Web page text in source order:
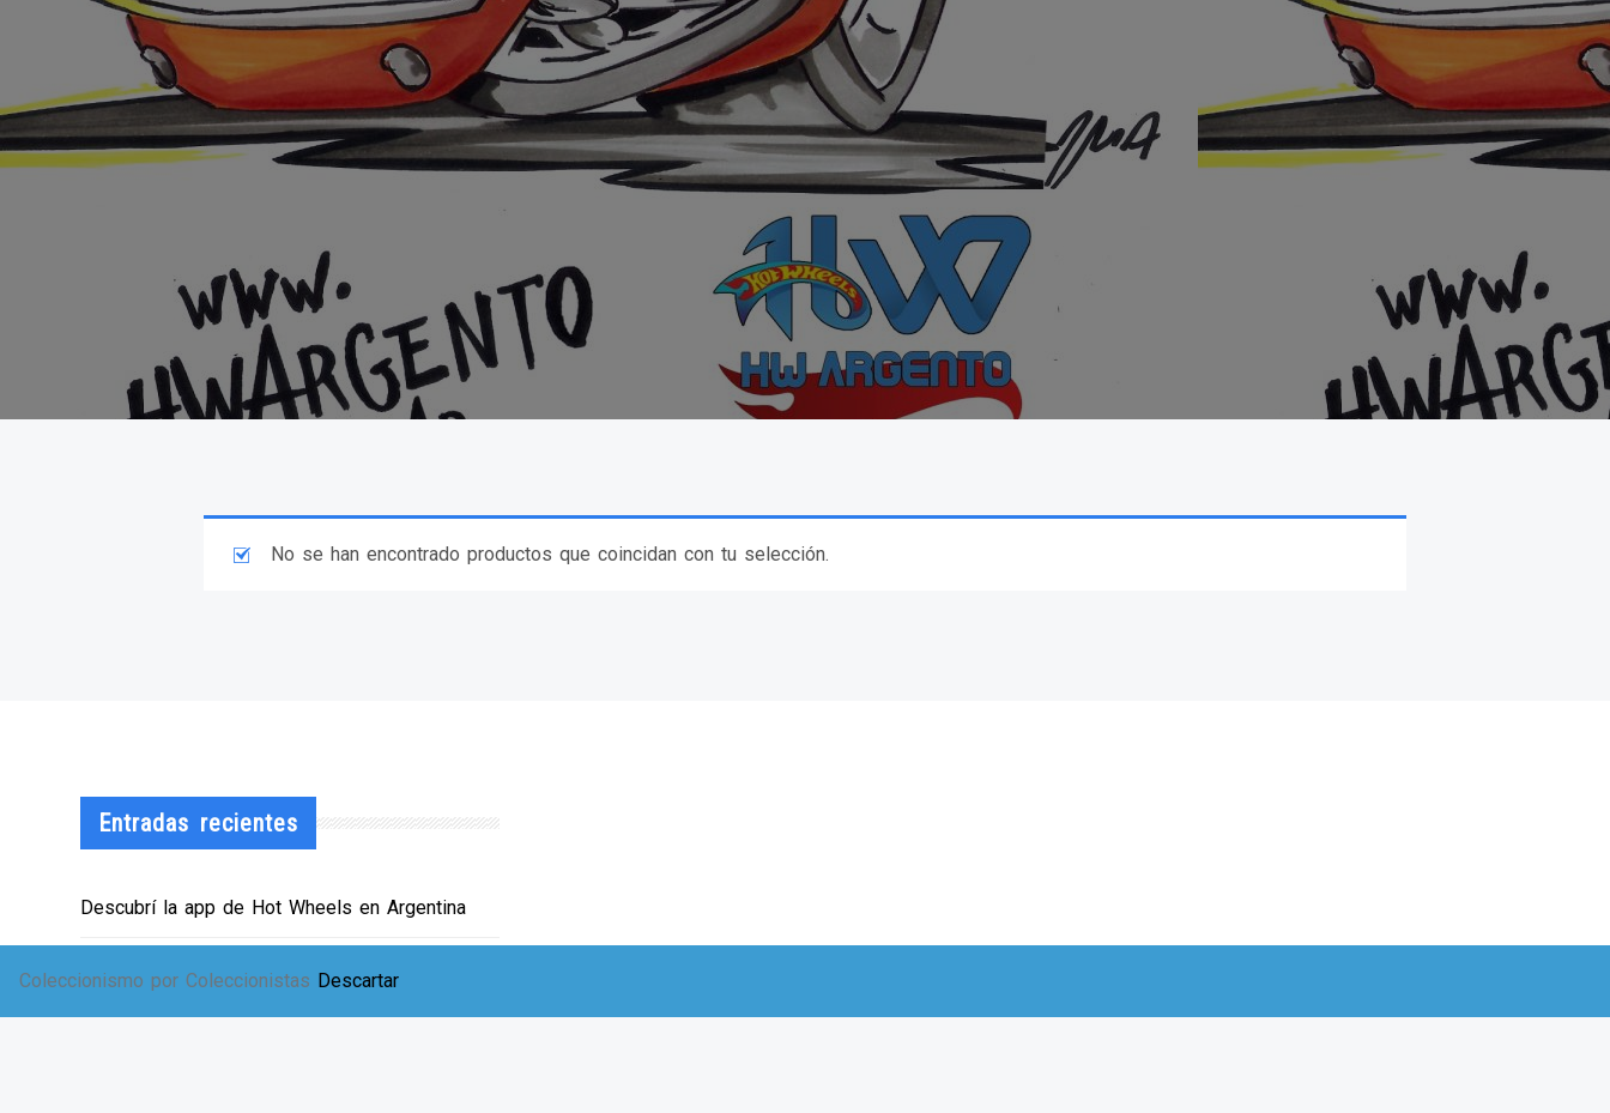
Coleccionismo por Coleccionistas Descartar
No se han encontrado productos que coincidan con tu selección.
Entradas recientes
Descubrí la app de Hot Wheels en Argentina
EXPO SOLIDARIA